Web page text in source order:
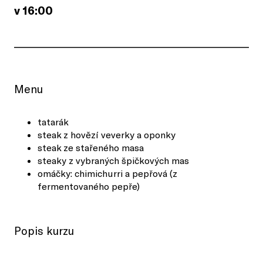
v 16:00
Menu
tatarák
steak z hovězí veverky a oponky
steak ze stařeného masa
steaky z vybraných špičkových mas
omáčky: chimichurri a pepřová (z
fermentovaného pepře)
Popis kurzu